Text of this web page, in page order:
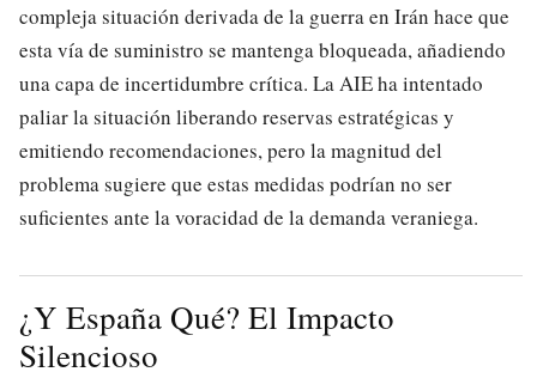
compleja situación derivada de la guerra en Irán hace que
esta vía de suministro se mantenga bloqueada, añadiendo
una capa de incertidumbre crítica. La AIE ha intentado
paliar la situación liberando reservas estratégicas y
emitiendo recomendaciones, pero la magnitud del
problema sugiere que estas medidas podrían no ser
suficientes ante la voracidad de la demanda veraniega.
¿Y España Qué? El Impacto
Silencioso